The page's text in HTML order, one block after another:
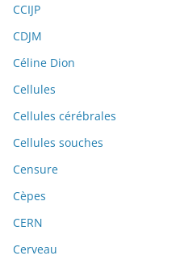
CCIJP
CDJM
Céline Dion
Cellules
Cellules cérébrales
Cellules souches
Censure
Cèpes
CERN
Cerveau